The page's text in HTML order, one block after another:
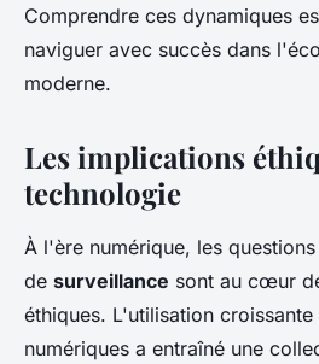
Comprendre ces dynamiques
naviguer avec succès dans
moderne.
Les implications
technologie
À l'ère numérique, les
de surveillance sont au cœur
éthiques. L'utilisation
numériques a entraîné une